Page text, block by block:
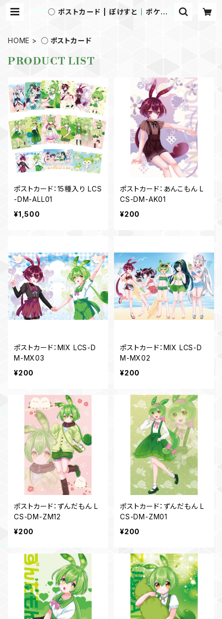
◯ ポストカード | ぽけすと│ポケスト
HOME ◯ ポストカード
PRODUCT LIST
ポストカード：15種入り LCS
-DM-ALL01
¥1,500
ポストカード：あんこもん L
CS-DM-AK01
¥200
ポストカード：MIX LCS-D
M-MX03
¥200
ポストカード：MIX LCS-D
M-MX02
¥200
ポストカード：ずんだもん L
CS-DM-ZM12
¥200
ポストカード：ずんだもん L
CS-DM-ZM01
¥200